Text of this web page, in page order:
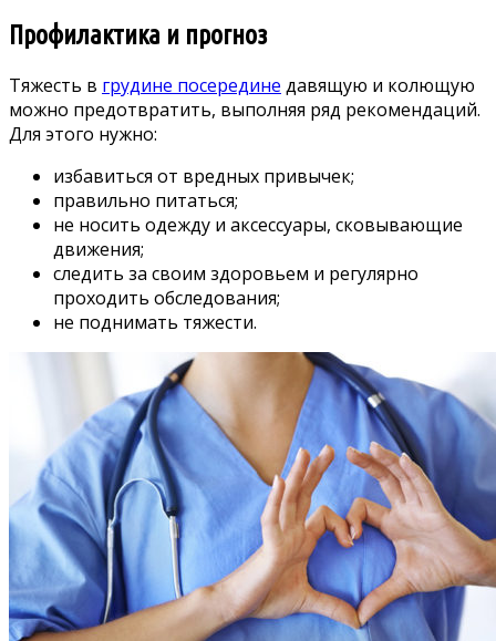
Профилактика и прогноз
Тяжесть в грудине посередине давящую и колющую
можно предотвратить, выполняя ряд рекомендаций.
Для этого нужно:
избавиться от вредных привычек;
правильно питаться;
не носить одежду и аксессуары, сковывающие
движения;
следить за своим здоровьем и регулярно
проходить обследования;
не поднимать тяжести.